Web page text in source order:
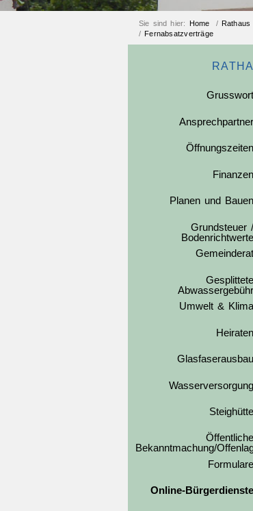
Sie sind hier: Home / Rathaus
/ Fernabsatzverträge
Grusswort
Ansprechpartner
Öffnungszeiten
Finanzen
Planen und Bauen
Grundsteuer /
Bodenrichtwerte
Gemeinderat
Gesplittete
Abwassergebühr
Umwelt & Klima
Heiraten
Glasfaserausbau
Wasserversorgung
Steighütte
Öffentliche
Bekanntmachung/
Formulare
Online-Bürgerdienste